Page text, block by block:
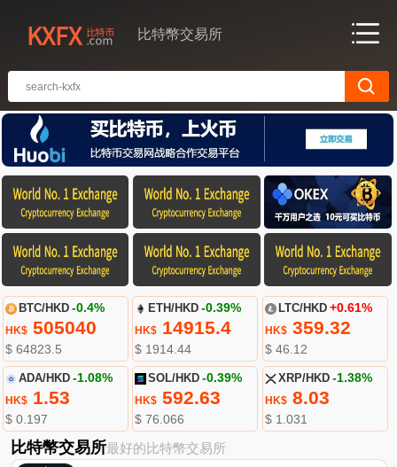
比特幣交易所
BTC/HKD -0.4%
HK$505040
$ 64823.5
ETH/HKD -0.39%
HK$ 14915.4
$ 1914.44
LTC/HKD +0.61%
HK$359.32
$ 46.12
ADA/HKD -1.08%
HK$1.53
$ 0.197
SOL/HKD -0.39%
HK$ 592.63
$ 76.066
XRP/HKD -1.38%
HK$8.03
$ 1.031
比特幣交易所最好的比特幣交易所